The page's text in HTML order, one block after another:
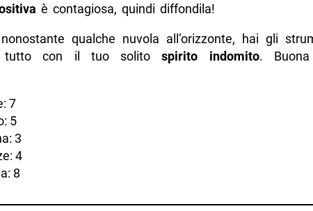
è contagiosa, quindi diffondila!
qualche nuvola all’orizzonte, hai gli
tutto con il tuo solitospirito indomito.
7
5
3
4
8